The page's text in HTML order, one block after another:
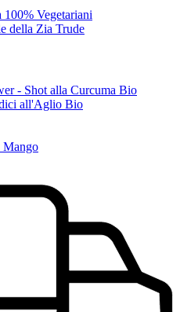
Vegetariani
della Zia Trude
- Shot alla Curcuma Bio
all'Aglio Bio
Mango